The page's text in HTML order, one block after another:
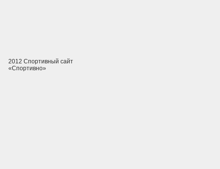
2012 Спортивный сайт
«Спортивно»